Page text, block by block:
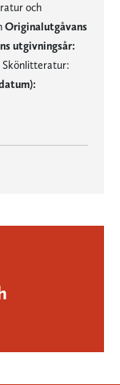
och
Originalutgåvans
utgivningsår:
Skönlitteratur: